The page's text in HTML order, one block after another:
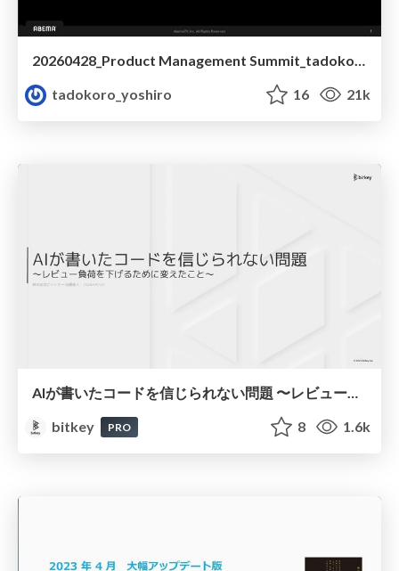
20260428_Product Management Summit_tadokoroyoshiro
tadokoro_yoshiro
16 21k
bitkey
PRO 8 1.6k